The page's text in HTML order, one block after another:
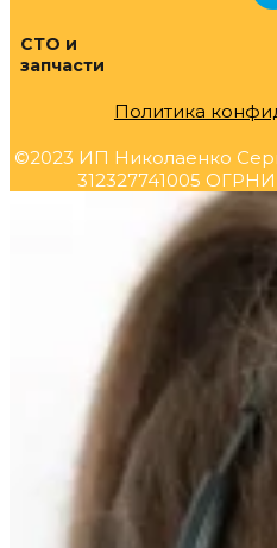
СТО и
запчасти
Политика
©2023 ИП Николаенко
312327741005